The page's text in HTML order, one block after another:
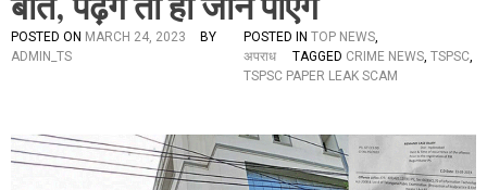
POSTED ON MARCH 24, 2023
BY
ADMIN_TS
POSTED IN TOP NEWS,
अपराध
TAGGED CRIME NEWS, TSPSC,
TSPSC PAPER LEAK SCAM